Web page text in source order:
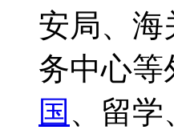
安局、海
务中心等
国 、留